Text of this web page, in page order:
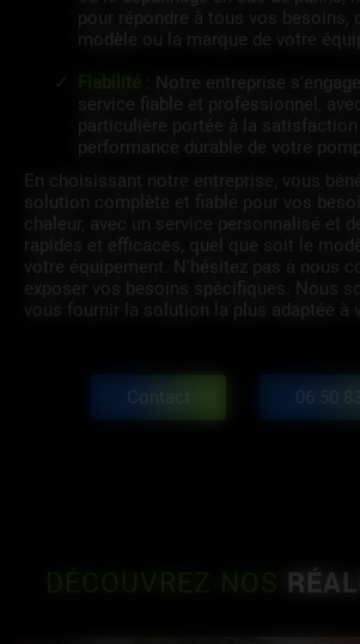
pour répondre à tous vos besoins,
modèle ou la marque de votre
: Notre entreprise
service fiable et professionnel,
particulière portée à la
performance durable de votre
En choisissant notre entreprise, vous
solution complète et fiable pour vos
chaleur, avec un service personnalisé et
rapides et efficaces, quel que soit le
votre équipement. N'hésitez pas à nous
exposer vos besoins spécifiques. Nous
vous fournir la solution la plus adaptée à
Contact 06 50